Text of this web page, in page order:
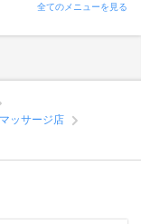
全てのメニューを見る
ッサージ店